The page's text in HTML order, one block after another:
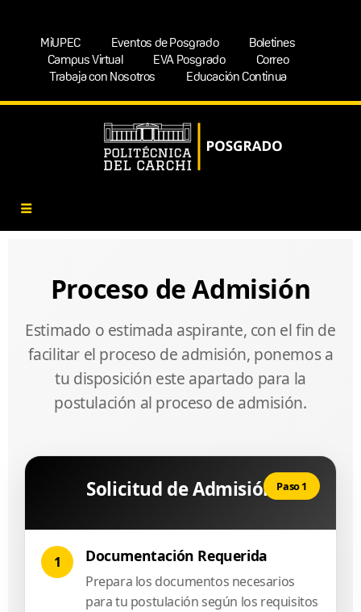
MiUPEC Eventos de Posgrado
Boletines
Campus Virtual
EVA Posgrado
Correo
Trabaja con Nosotros
Educación Continua
Proceso de Admisión
Estimado o estimada aspirante, con el fin de
facilitar el proceso de admisión, ponemos a
tu disposición este apartado para la
postulación al proceso de admisión.
Solicitud de Admisión Paso 1
1 Documentación Requerida
Prepara los documentos necesarios
para tu postulación según los requisitos